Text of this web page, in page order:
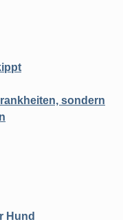
sondern
Hund